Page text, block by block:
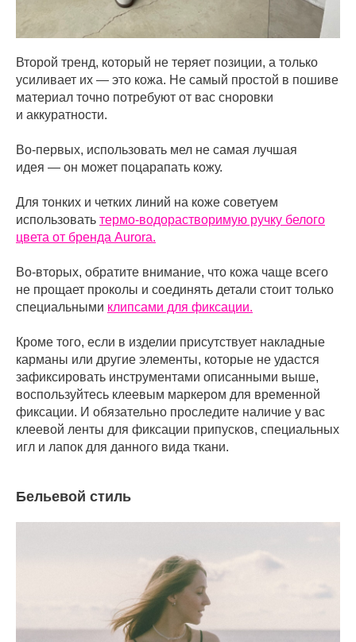
Второй тренд, который не теряет позиции, а только
усиливает их — это кожа. Не самый простой в пошиве
материал точно потребуют от вас сноровки
и аккуратности.
Во-первых, использовать мел не самая лучшая
идея — он может поцарапать кожу.
Для тонких и четких линий на коже советуем
использовать термо-водорастворимую ручку белого
цвета от бренда Aurora.
Во-вторых, обратите внимание, что кожа чаще всего
не прощает проколы и соединять детали стоит только
специальными клипсами для фиксации.
Кроме того, если в изделии присутствует накладные
карманы или другие элементы, которые не удастся
зафиксировать инструментами описанными выше,
воспользуйтесь клеевым маркером для временной
фиксации. И обязательно проследите наличие у вас
клеевой ленты для фиксации припусков, специальных
игл и лапок для данного вида ткани.
Бельевой стиль